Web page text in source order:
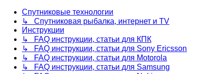
Спутниковые технологии
↳ Спутниковая рыбалка, интернет и TV
Инструкции
↳ FAQ инструкции, статьи для КПК
↳ FAQ инструкции, статьи для Sony Ericsson
↳ FAQ инструкции, статьи для Motorola
↳ FAQ инструкции, статьи для Samsung